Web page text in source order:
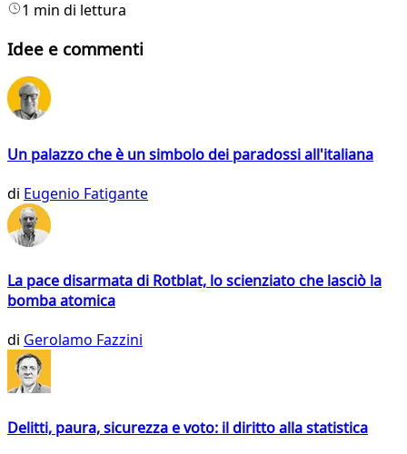
1 min di lettura
Idee e commenti
Un palazzo che è un simbolo dei paradossi all'italiana
di Eugenio Fatigante
La pace disarmata di Rotblat, lo scienziato che lasciò la
bomba atomica
di Gerolamo Fazzini
Delitti, paura, sicurezza e voto: il diritto alla statistica